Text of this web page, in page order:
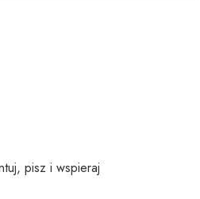
pisz i wspieraj